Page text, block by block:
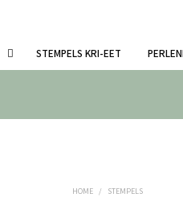
STEMPELS KRI-EET
HOME / STEMPELS